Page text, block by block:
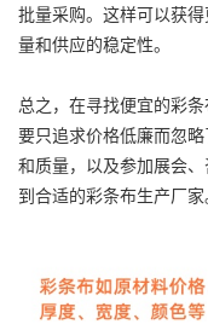
批量采购。这样可以获
量和供应的稳定性。
总之，在寻找便宜的彩
要只追求价格低廉而忽
和质量，以及参加展会
到合适的彩条布生产厂家